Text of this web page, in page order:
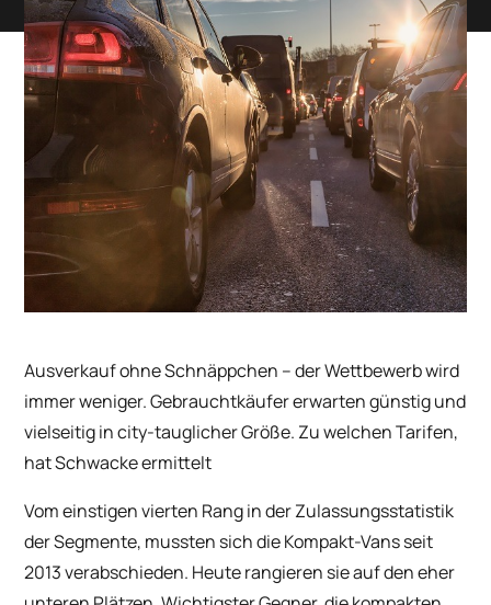
Ausverkauf ohne Schnäppchen – der Wettbewerb wird
immer weniger. Gebrauchtkäufer erwarten günstig und
vielseitig in city-tauglicher Größe. Zu welchen Tarifen,
hat Schwacke ermittelt
Vom einstigen vierten Rang in der Zulassungsstatistik
der Segmente, mussten sich die Kompakt-Vans seit
2013 verabschieden. Heute rangieren sie auf den eher